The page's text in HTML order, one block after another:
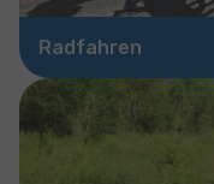
Radfahren